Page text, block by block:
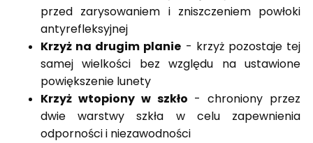
przed zarysowaniem i zniszczeniem powłoki
antyrefleksyjnej
Krzyż na drugim planie - krzyż pozostaje tej
samej wielkości bez względu na ustawione
powiększenie lunety
Krzyż wtopiony w szkło - chroniony przez
dwie warstwy szkła w celu zapewnienia
odporności i niezawodności